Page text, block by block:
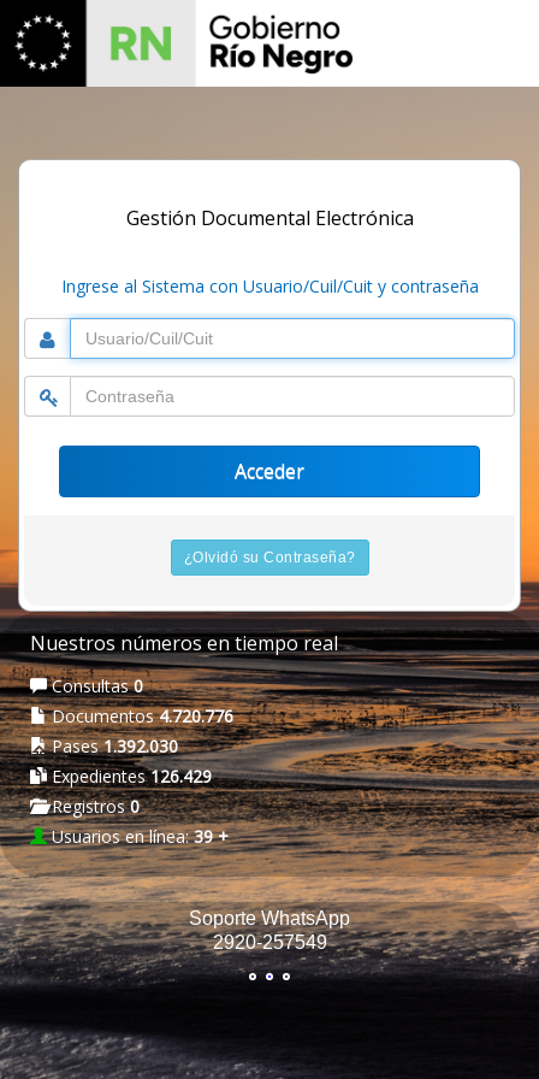
Gestión Documental Electrónica
Ingrese al Sistema con Usuario/Cuil/Cuit y contraseña
Usuario
Contraseña
Acceder
¿Olvidó su Contraseña?
Nuestros números en tiempo real
Consultas0
Documentos4.742.262
Pases1.398.366
Expedientes127.004
Registros0
Usuarios en línea:39 +
Soporte WhatsApp
2920-257549